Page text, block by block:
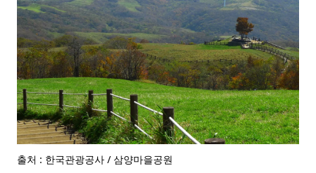
출처 : 한국관광공사 / 삼양마을공원